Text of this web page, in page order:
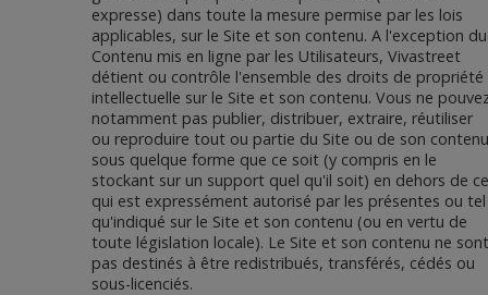
expresse) dans toute la mesure permise par les lois
applicables, sur le Site et son contenu. A l'exception du
Contenu mis en ligne par les Utilisateurs, Vivastreet
détient ou contrôle l'ensemble des droits de propriété
intellectuelle sur le Site et son contenu. Vous ne
notamment pas publier, distribuer, extraire, réutiliser
ou reproduire tout ou partie du Site ou de son contenu
sous quelque forme que ce soit (y compris en le
stockant sur un support quel qu'il soit) en dehors de ce
qui est expressément autorisé par les présentes ou tel
qu'indiqué sur le Site et son contenu (ou en vertu de
toute législation locale). Le Site et son contenu ne sont
pas destinés à être redistribués, transférés, cédés ou
sous-licenciés.